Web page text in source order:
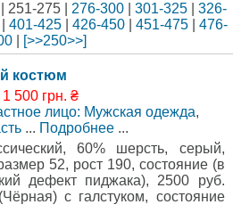
| 251-275 | 276-300 301-325
326-
401-425 426-450 451-475
476-
[>>250>>]
костюм
500 грн. ₴
лицо: Мужская одежда,
... Подробнее ...
60% шерсть, серый,
52, рост 190, состояние (в
дефект пиджака), 2500 руб.
с галстуком, состояние